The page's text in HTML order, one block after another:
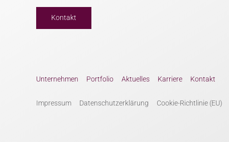
Kontakt
Unternehmen Portfolio Aktuelles Karriere Kontakt
Impressum Datenschutzerklärung Cookie-Richtlinie (EU)